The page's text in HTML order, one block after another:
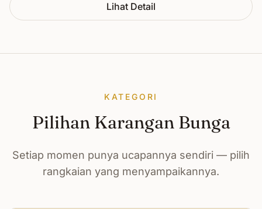
Lihat Detail
KATEGORI
Pilihan Karangan Bunga
Setiap momen punya ucapannya sendiri — pilih
rangkaian yang menyampaikannya.